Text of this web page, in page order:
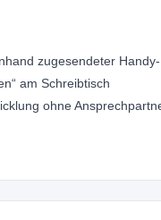
zugesendeter
am Schreibtisch
ohne